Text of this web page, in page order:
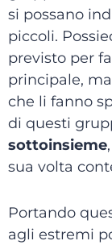
si possano
piccoli.
previsto per
principale,
che li fanno
di questi
sottoinsieme
sua volta
Portando
agli estremi